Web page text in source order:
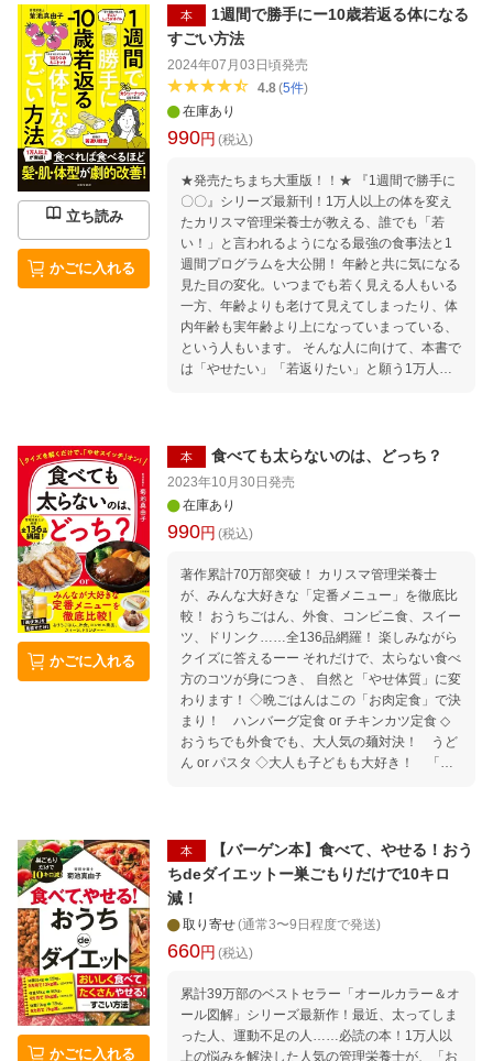
オイル」を使う。 5、小腹が空いたら「豆乳」
を飲む。 うっかり、食べすぎてしまっても大丈
す！ ぜひ、気楽に始めてみてください。
立ち読み
かごに入れる
本
1週間で勝手にー10歳若返る体になる
すごい方法
2024年07月03日頃発売
4.8(5件)
在庫あり
990円 (税込)
★発売たちまち大重版！！★ 『1週間で勝手に
〇〇』シリーズ最新刊！1万人以上の体を変え
たカリスマ管理栄養士が教える、誰でも「若
い！」と言われるようになる最強の食事法と1
週間プログラムを大公開！ 年齢と共に気になる
見た目の変化。いつまでも若く見える人もいる
一方、年齢よりも老けて見えてしまったり、体
内年齢も実年齢より上になっていまっている、
という人もいます。 そんな人に向けて、本書で
は「やせたい」「若返りたい」と願う1万人以
食べる』『濃い緑茶を飲む』『脂肪が燃えるし
ょうがオイルを作る』など誰でも簡単にできて
を図解・イラストでわかりやすく解説します。
そのほか、『つまみは焼き魚が痩せる』『ミニ
『カシューナッツは白髪に聞く天然のサプリ』
『シミ消しにはアサリ×トマト』などなど 毎日
の食事で若返るヒントが満載です。 いつまでも
健康で若々しくいるためにぜひ手に取って頂き
たい一冊です。 はじめに 老けて見える人って
どんな人？ 1週間で勝手にー10歳若返るすごい
方法を実践 管理栄養士が教える1週間で『若返
りスイッチ』がオンになる最強プログラム 1
最強の『若返り朝食』を食べる 2最強の若
返りドリンク『濃い紅茶』を飲む 3脂肪を燃
術 体験談 PART1 歳をとっても若い人は何
が違うのか PART2 管理栄養士が教える『や
せる』最強の食事 Column 1きれいにやせる最
る・焼く・煮る』勝手にやせる食べ方 3『いち
ご・キウイ・りんご』はやせる三強フルーツ 4
RT3 管理栄養士が教える『髪、肌、爪がみる
みるうるおう』最強の食事 PART4 管理栄養
士が教える『体の中からきれいになる』最強の
かごに入れる
本 食べても太らないのは、どっち？
2023年10月30日 発売
在庫あり
990円 (税込)
著作累計70万部突破！ カリスマ管理栄養士
が、みんな大好きな「定番メニュー」を徹底比
較！ おうちごはん、外食、コンビニ食、スイー
ツ、ドリンク……全136品網羅！ 楽しみながら
クイズに答えるーー それだけで、太らない食べ
方のコツが身につき、 自然と「やせ体質」に変
わります！ ◇晩ごはんはこの「お肉定食」で決
まり！ ハンバーグ定食 or チキンカツ定食 ◇
おうちでも外食でも、大人気の麺対決！ うど
ん or パスタ ◇大人も子どもも大好き！ 「お
ガーは？ 焼肉ライスバーガー or 照り焼きバー
ガー ◇ヨーグルトは飲む？ 食べる？ 飲むヨ
ーグルト or ヨーグルト などなど、おいしく食
べて、楽しくやせるコツ満載！
かごに入れる
本
【バーゲン本】食べて、やせる！おう
ちdeダイエットー巣ごもりだけで10キロ
減！
取り寄せ(通常3〜9日程度で発送)
660円 (税込)
累計39万部のベストセラー「オールカラー＆オ
ール図解」シリーズ最新作！最近、太ってしま
った人、運動不足の人……必読の本！1万人以
上の悩みを解決した人気の管理栄養士が、「お